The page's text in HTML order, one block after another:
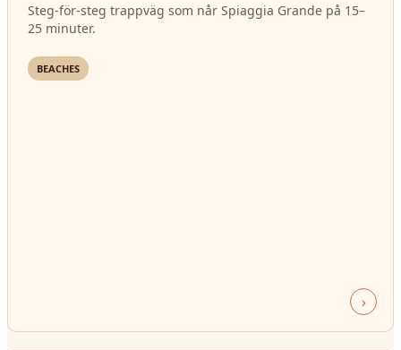
Steg-för-steg trappväg som når Spiaggia Grande på 15–
25 minuter.
BEACHES
›